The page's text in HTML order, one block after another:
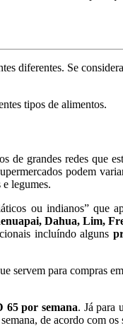
diferentes. Se
tipos de alimentos.
grandes redes que
podem
legumes.
ou indianos”
Dahua, Lim,
incluíndo alguns
servem para compras
65 por semana. Já para
de acordo com os